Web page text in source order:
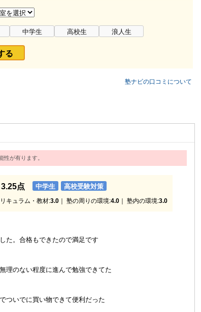
中学生 高校生 浪人生
る
塾ナビの口コミについて
が有ります。
3.25点 中学生 高校受験対策
リキュラム・教材:3.0 ｜ 塾の周りの環境:4.0 ｜ 塾内の環境:3.0
た。合格もできたので満足です
理のない程度に進んで勉強できてた
ついでに買い物できて便利だった